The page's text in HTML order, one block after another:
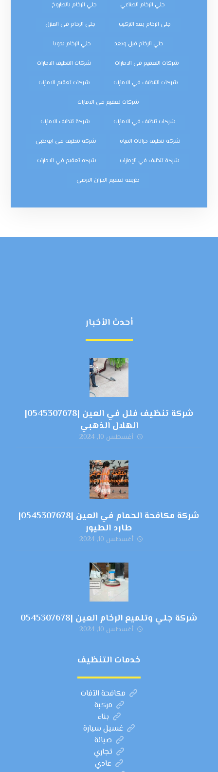
جلي الرخام الصناعي جلي الرخام بالصاروخ
جلي الرخام بعد التركيب جلي الرخام في المنزل
جلي الرخام قبل وبعد جلي الرخام يدويا
شركات التعقيم في الامارات شركات التنظيف الامارات
شركات التنظيف في الامارات شركات تعقيم الامارات
شركات تعقيم في الامارات
شركات تنظيف في الامارات شركة تنظيف الامارات
شركة تنظيف خزانات المياه شركة تنظيف في ابوظبي
شركة تنظيف في الإمارات شركه تعقيم في الامارات
طريقة تعقيم الخزان الارضي
أحدث الأخبار
شركة تنظيف فلل في العين |0545307678|
الهلال الذهبي
أغسطس 10, 2024
شركة مكافحة الحمام في العين |0545307678|
طارد الطيور
أغسطس 10, 2024
شركة جلي وتلميع الرخام العين |0545307678
أغسطس 10, 2024
خدمات التنظيف
مكافحة الآفات
مركبة
بناء
غسيل سيارة
صيانة
تجاري
عادي